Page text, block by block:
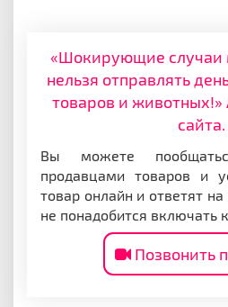
«Шокирующие случаи
нельзя отправлять
товаров и
сайта.
Вы можете
продавцами товаров и
товар онлайн и ответят
не понадобится включать
Позвонить